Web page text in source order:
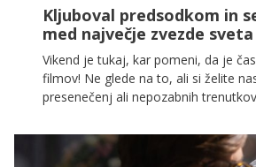
Kljuboval predsodkom in
med največje zvezde sveta
Vikend je tukaj, kar pomeni, da je
filmov! Ne glede na to, ali si želite
presenečenj ali nepozabnih
od prvega do zadnjega trenutka.
rezervirajte mesto na kavču, saj teh